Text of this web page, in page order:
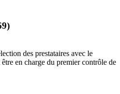
des prestataires avec le
être en charge du premier contrôle de